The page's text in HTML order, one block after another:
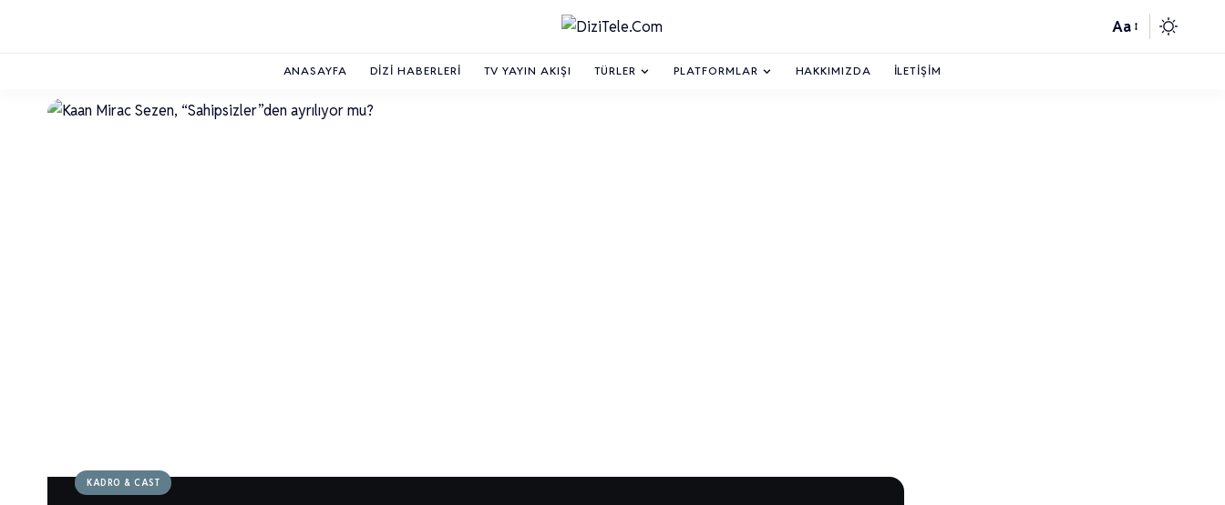
Aa
ANASAYFA DIZI HABERLERI TV YAYIN AKIŞI TÜRLER PLATFORMLAR HAKKIMIZDA İLETIŞIM
KADRO & CAST